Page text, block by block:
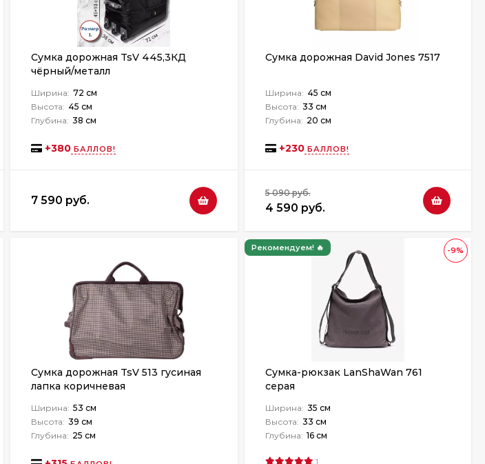
Сумка дорожная TsV 445,3КД
чёрный/металл
Ширина: 72 см
Высота: 45 см
Глубина: 38 см
+380 БАЛЛОВ!
7 590 руб.
Сумка дорожная David Jones 7517
Ширина: 45 см
Высота: 33 см
Глубина: 20 см
+230БАЛЛОВ!
5 090 руб.
4 590 руб.
Сумка дорожная TsV 513 гусиная
лапка коричневая
Ширина: 53 см
Высота: 39 см
Глубина: 25 см
-9%
Рекомендуем! 🔥
Сумка-рюкзак LanShaWan 761
серая
Ширина: 35 см
Высота: 33 см
Глубина: 16 см
1